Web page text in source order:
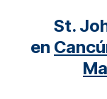
St.
en